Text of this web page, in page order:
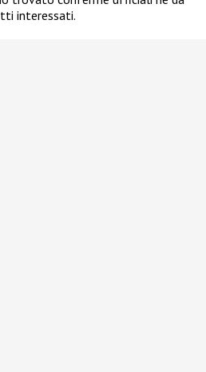
interessati.